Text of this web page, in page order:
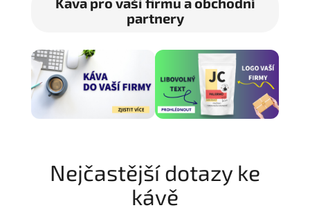
partnery
Nejčastější dotazy ke
kávě